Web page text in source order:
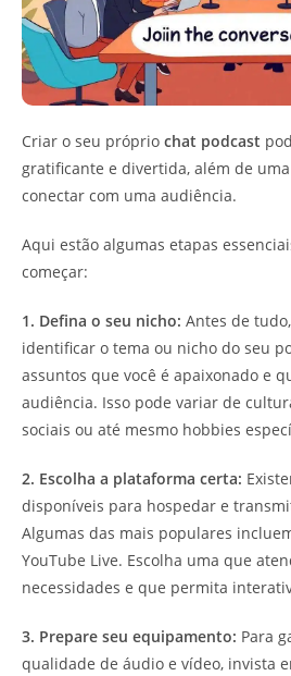
Criar o seu próprio chat podcast
gratificante e divertida, além de
conectar com uma audiência.
Aqui estão algumas etapas
começar:
1. Defina o seu nicho: Antes de
identificar o tema ou nicho do seu
assuntos que você é apaixonado e
audiência. Isso pode variar de
sociais ou até mesmo hobbies
2. Escolha a plataforma certa:
disponíveis para hospedar e
Algumas das mais populares
YouTube Live. Escolha uma que
necessidades e que permita
3. Prepare seu equipamento: Para
qualidade de áudio e vídeo, invista